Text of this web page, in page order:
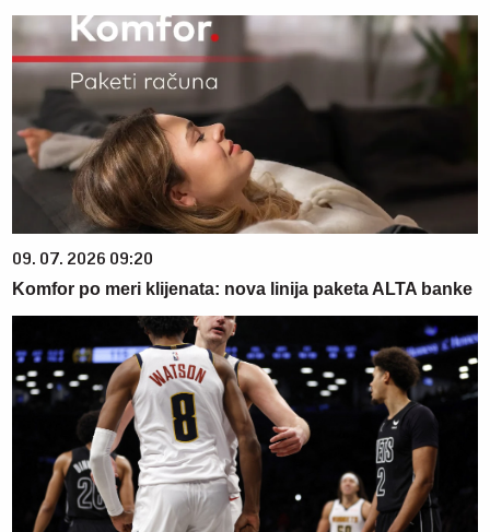
09. 07. 2026 09:20
Komfor po meri klijenata: nova linija paketa ALTA banke